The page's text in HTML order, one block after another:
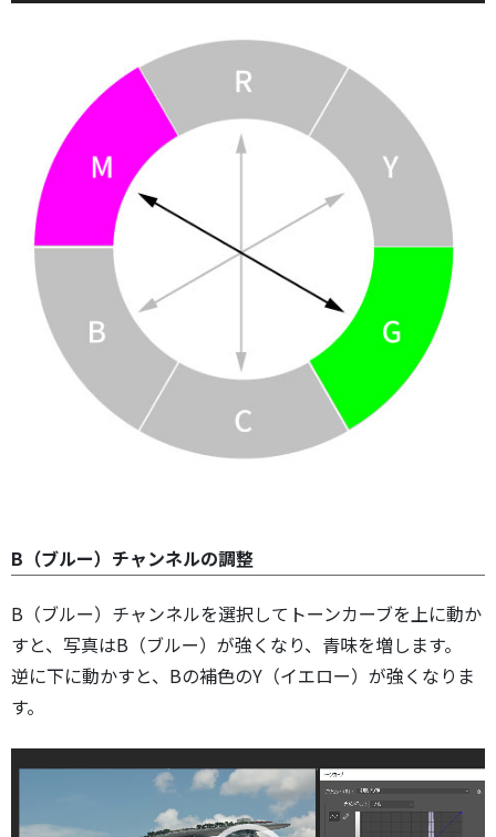
B（ブルー）チャンネルの調整
B（ブルー）チャンネルを選択してトーンカーブを上に動か
すと、写真はB（ブルー）が強くなり、青味を増します。
逆に下に動かすと、Bの補色のY（イエロー）が強くなりま
す。
動
プ